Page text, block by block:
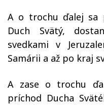
A o trochu ďalej sa
Duch Svätý,
svedkami v
Samárii a až po kraj
A zase o trochu
príchod Ducha